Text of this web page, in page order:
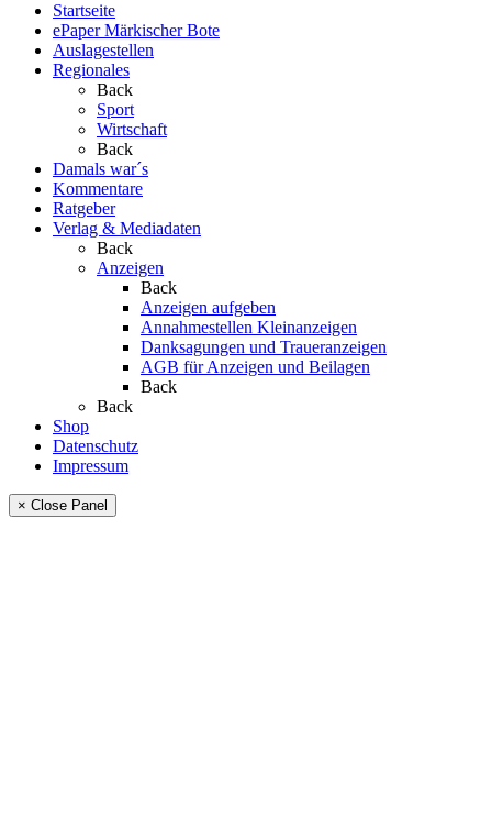
Startseite
ePaper Märkischer Bote
Auslagestellen
Regionales
Back
Sport
Wirtschaft
Back
Damals war´s
Kommentare
Ratgeber
Verlag & Mediadaten
Back
Anzeigen
Back
Anzeigen aufgeben
Annahmestellen Kleinanzeigen
Danksagungen und Traueranzeigen
AGB für Anzeigen und Beilagen
Back
Back
Shop
Datenschutz
Impressum
× Close Panel